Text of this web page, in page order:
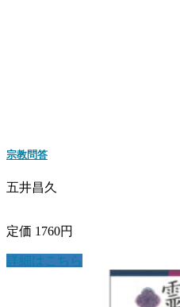
宗教問答
五井昌久
定価 1760円
詳細はこちら